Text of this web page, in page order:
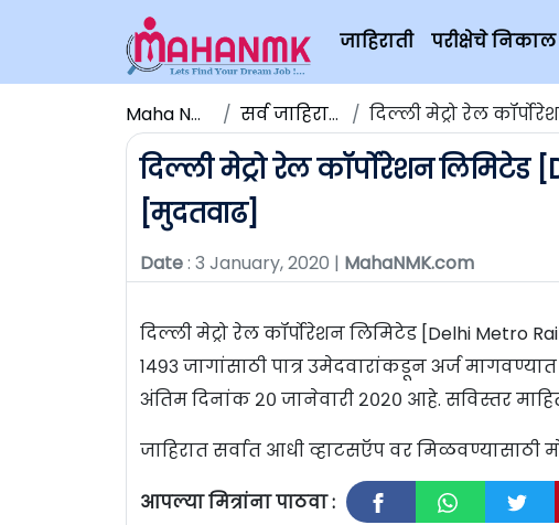
जाहिराती परीक्षेचे निकाल
Maha NMK सर्व जाहिराती दिल्ली मेट्रो रेल
दिल्ली मेट्रो रेल कॉर्पोरेशन लिमिटेड
[मुदतवाढ]
Date: 3 January, 2020 | MahaNMK.com
दिल्ली मेट्रो रेल कॉर्पोरेशन लिमिटेड [Delhi Metro
१४९३ जागांसाठी पात्र उमेदवारांकडून अर्ज
अंतिम दिनांक २० जानेवारी २०२० आहे. सविस्तर
जाहिरात सर्वात आधी व्हाटसऍप वर मिळवण्यासाठी
आपल्या मित्रांना पाठवा :